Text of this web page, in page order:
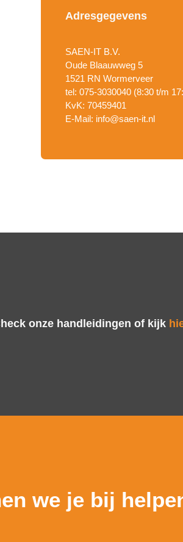
Adresgegevens
SAEN-IT B.V.
Oude Blaauwweg 5
1521 RN Wormerveer
tel: 075-3030040 (8:30 t/m
KvK: 70459401
E-Mail: info@saen-it.nl
onze handleidingen of kijk
we je bij